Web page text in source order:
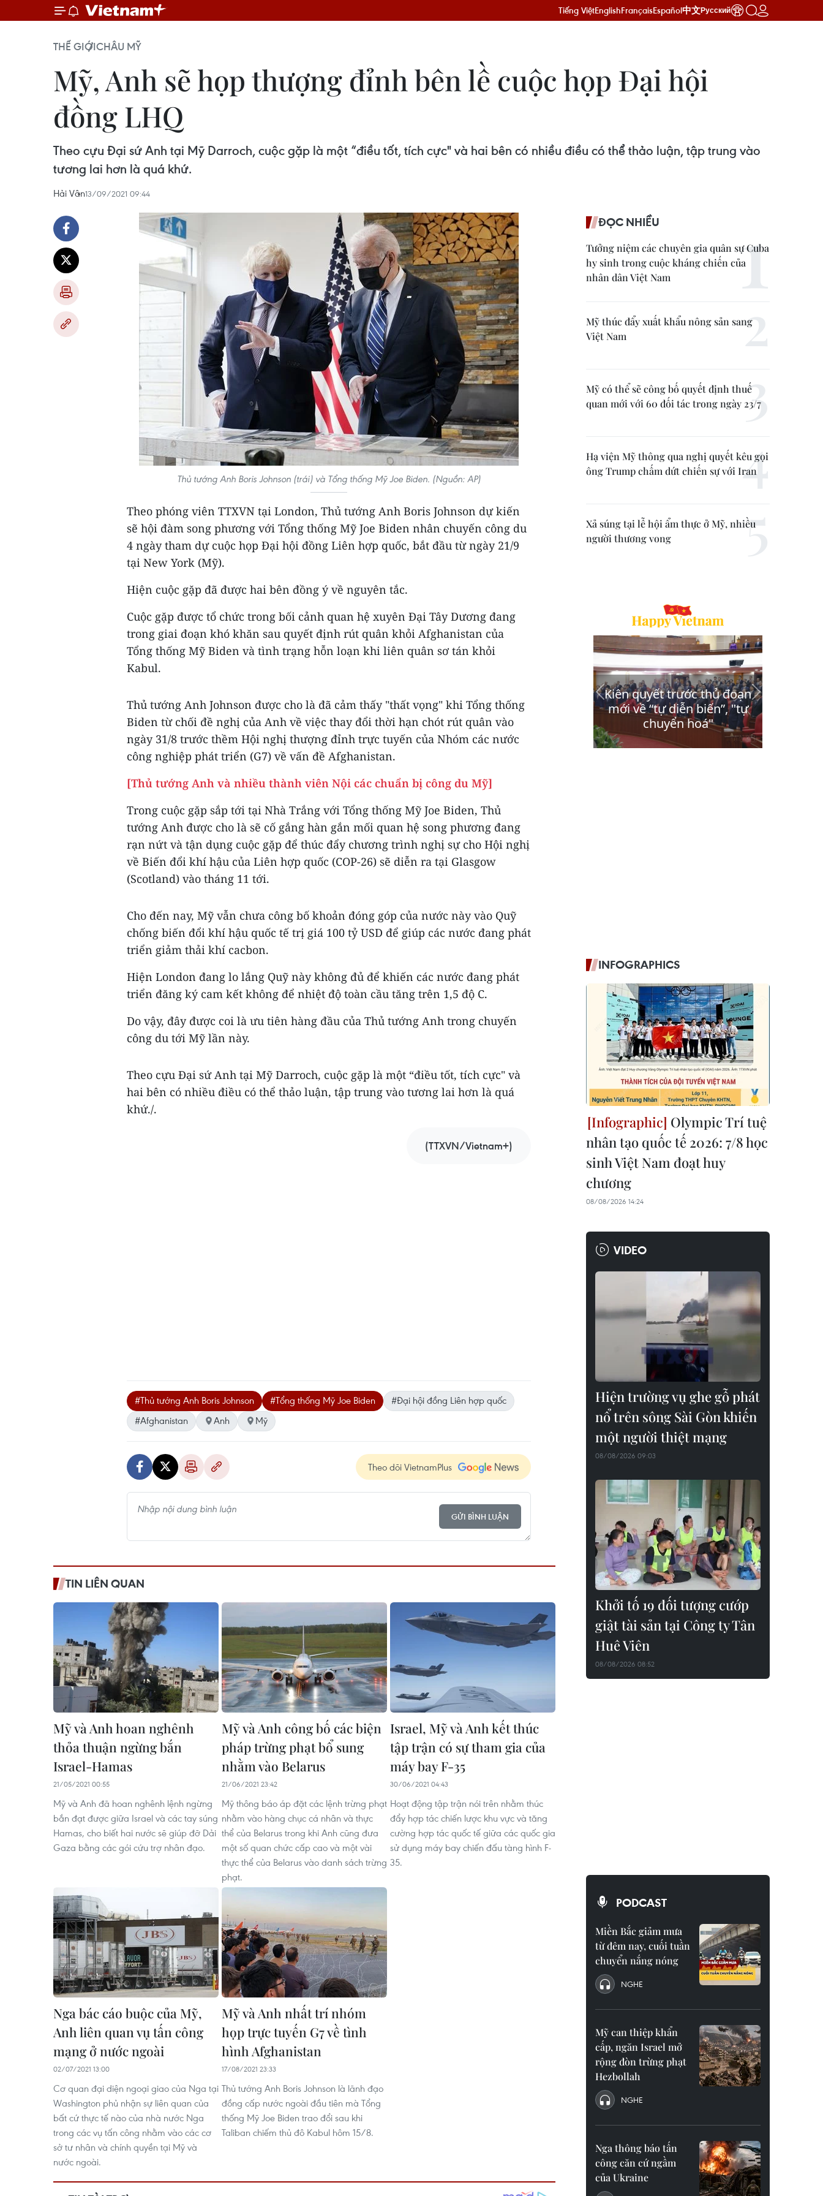
Tiếng ViệtEnglishFrançaisEspañol中文Русский
THẾ GIỚICHÂU MỸ
Mỹ, Anh sẽ họp thượng đỉnh bên lề cuộc họp Đại hội
đồng LHQ
Theo cựu Đại sứ Anh tại Mỹ Darroch, cuộc gặp là một “điều tốt, tích cực" và hai bên có nhiều điều có thể thảo luận, tập trung vào
tương lai hơn là quá khứ.
Hải Vân13/09/2021 09:44
Thủ tướng Anh Boris Johnson (trái) và Tổng thống Mỹ Joe Biden. (Nguồn: AP)
Theo phóng viên TTXVN tại London, Thủ tướng Anh Boris Johnson dự kiến
sẽ hội đàm song phương với Tổng thống Mỹ Joe Biden nhân chuyến công du
4 ngày tham dự cuộc họp Đại hội đồng Liên hợp quốc, bắt đầu từ ngày 21/9
tại New York (Mỹ).
Hiện cuộc gặp đã được hai bên đồng ý về nguyên tắc.
Cuộc gặp được tổ chức trong bối cảnh quan hệ xuyên Đại Tây Dương đang
trong giai đoạn khó khăn sau quyết định rút quân khỏi Afghanistan của
Tổng thống Mỹ Biden và tình trạng hỗn loạn khi liên quân sơ tán khỏi
Kabul.
Thủ tướng Anh Johnson được cho là đã cảm thấy "thất vọng" khi Tổng thống
Biden từ chối đề nghị của Anh về việc thay đổi thời hạn chót rút quân vào
ngày 31/8 trước thềm Hội nghị thượng đỉnh trực tuyến của Nhóm các nước
công nghiệp phát triển (G7) về vấn đề Afghanistan.
[Thủ tướng Anh và nhiều thành viên Nội các chuẩn bị công du Mỹ]
Trong cuộc gặp sắp tới tại Nhà Trắng với Tổng thống Mỹ Joe Biden, Thủ
tướng Anh được cho là sẽ cố gắng hàn gắn mối quan hệ song phương đang
rạn nứt và tận dụng cuộc gặp để thúc đẩy chương trình nghị sự cho Hội nghị
về Biến đổi khí hậu của Liên hợp quốc (COP-26) sẽ diễn ra tại Glasgow
(Scotland) vào tháng 11 tới.
Cho đến nay, Mỹ vẫn chưa công bố khoản đóng góp của nước này vào Quỹ
chống biến đổi khí hậu quốc tế trị giá 100 tỷ USD để giúp các nước đang phát
triển giảm thải khí cacbon.
Hiện London đang lo lắng Quỹ này không đủ để khiến các nước đang phát
triển đăng ký cam kết không để nhiệt độ toàn cầu tăng trên 1,5 độ C.
Do vậy, đây được coi là ưu tiên hàng đầu của Thủ tướng Anh trong chuyến
công du tới Mỹ lần này.
Theo cựu Đại sứ Anh tại Mỹ Darroch, cuộc gặp là một “điều tốt, tích cực" và
hai bên có nhiều điều có thể thảo luận, tập trung vào tương lai hơn là quá
khứ./.
(TTXVN/Vietnam+)
#Thủ tướng Anh Boris Johnson #Tổng thống Mỹ Joe Biden
#Đại hội đồng Liên hợp quốc
#Afghanistan
Anh Mỹ
Theo dõi VietnamPlus
GỬI BÌNH LUẬN
TIN LIÊN QUAN
Mỹ và Anh hoan nghênh
thỏa thuận ngừng bắn
Israel-Hamas
21/05/2021 00:55
Mỹ và Anh đã hoan nghênh lệnh ngừng
bắn đạt được giữa Israel và các tay súng
Hamas, cho biết hai nước sẽ giúp đỡ Dải
Gaza bằng các gói cứu trợ nhân đạo.
Mỹ và Anh công bố các biện
pháp trừng phạt bổ sung
nhằm vào Belarus
21/06/2021 23:42
Mỹ thông báo áp đặt các lệnh trừng phạt
nhằm vào hàng chục cá nhân và thực
thể của Belarus trong khi Anh cũng đưa
một số quan chức cấp cao và một vài
thực thể của Belarus vào danh sách trừng
phạt.
Israel, Mỹ và Anh kết thúc
tập trận có sự tham gia của
máy bay F-35
30/06/2021 04:43
Hoạt động tập trận nói trên nhằm thúc
đẩy hợp tác chiến lược khu vực và tăng
cường hợp tác quốc tế giữa các quốc gia
sử dụng máy bay chiến đấu tàng hình F-
35.
Nga bác cáo buộc của Mỹ,
Anh liên quan vụ tấn công
mạng ở nước ngoài
02/07/2021 13:00
Cơ quan đại diện ngoại giao của Nga tại
Washington phủ nhận sự liên quan của
bất cứ thực tế nào của nhà nước Nga
trong các vụ tấn công nhằm vào các cơ
sở tư nhân và chính quyền tại Mỹ và
nước ngoài.
Mỹ và Anh nhất trí nhóm
họp trực tuyến G7 về tình
hình Afghanistan
17/08/2021 23:33
Thủ tướng Anh Boris Johnson là lãnh đạo
đồng cấp nước ngoài đầu tiên mà Tổng
thống Mỹ Joe Biden trao đổi sau khi
Taliban chiếm thủ đô Kabul hôm 15/8.
ĐỌC NHIỀU
Tưởng niệm các chuyên gia quân sự Cuba
hy sinh trong cuộc kháng chiến của
nhân dân Việt Nam
Mỹ thúc đẩy xuất khẩu nông sản sang
Việt Nam
Mỹ có thể sẽ công bố quyết định thuế
quan mới với 60 đối tác trong ngày 23/7
Hạ viện Mỹ thông qua nghị quyết kêu gọi
ông Trump chấm dứt chiến sự với Iran
Xả súng tại lễ hội ẩm thực ở Mỹ, nhiều
người thương vong
INFOGRAPHICS
Olympic Trí tuệ
nhân tạo quốc tế 2026: 7/8 học
sinh Việt Nam đoạt huy
chương
08/08/2026 14:24
VIDEO
Hiện trường vụ ghe gỗ phát
nổ trên sông Sài Gòn khiến
một người thiệt mạng
08/08/2026 09:03
Khởi tố 19 đối tượng cướp
giật tài sản tại Công ty Tân
Huê Viên
08/08/2026 08:52
PODCAST
Miền Bắc giảm mưa
từ đêm nay, cuối tuần
chuyển nắng nóng
NGHE
Mỹ can thiệp khẩn
cấp, ngăn Israel mở
rộng đòn trừng phạt
Hezbollah
NGHE
Nga thông báo tấn
công căn cứ ngầm
của Ukraine